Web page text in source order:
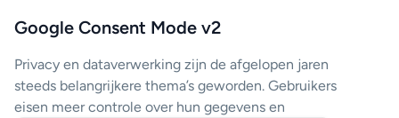
Google Consent Mode v2
Privacy en dataverwerking zijn de afgelopen jaren
steeds belangrijkere thema’s geworden. Gebruikers
eisen meer controle over hun gegevens en